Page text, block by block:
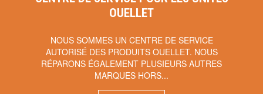
OUELLET
NOUS SOMMES UN CENTRE DE SERVICE
AUTORISÉ DES PRODUITS OUELLET. NOUS
RÉPARONS ÉGALEMENT PLUSIEURS AUTRES
MARQUES HORS...